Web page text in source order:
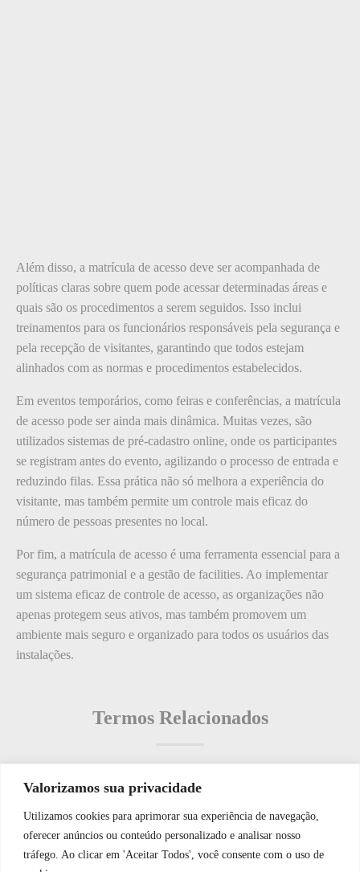
Valorizamos sua privacidade
Utilizamos cookies para aprimorar sua experiência de navegação,
oferecer anúncios ou conteúdo personalizado e analisar nosso
tráfego. Ao clicar em 'Aceitar Todos', você consente com o uso de
Além disso, a matrícula de acesso deve ser acompanhada de
políticas claras sobre quem pode acessar determinadas áreas e
quais são os procedimentos a serem seguidos. Isso inclui
treinamentos para os funcionários responsáveis pela segurança e
pela recepção de visitantes, garantindo que todos estejam
alinhados com as normas e procedimentos estabelecidos.
Em eventos temporários, como feiras e conferências, a matrícula
de acesso pode ser ainda mais dinâmica. Muitas vezes, são
utilizados sistemas de pré-cadastro online, onde os participantes
se registram antes do evento, agilizando o processo de entrada e
reduzindo filas. Essa prática não só melhora a experiência do
visitante, mas também permite um controle mais eficaz do
número de pessoas presentes no local.
Por fim, a matrícula de acesso é uma ferramenta essencial para a
segurança patrimonial e a gestão de facilities. Ao implementar
um sistema eficaz de controle de acesso, as organizações não
apenas protegem seus ativos, mas também promovem um
ambiente mais seguro e organizado para todos os usuários das
instalações.
Termos Relacionados
Termos populares
O que é: Instruções de Segurança?
O que é: Universalização do acesso
WhatsApp JF Tech